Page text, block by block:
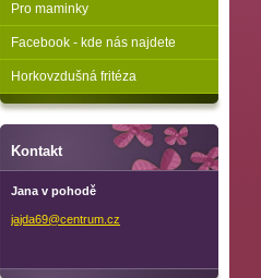
Pro maminky
Facebook - kde nás najdete
Horkovzdušná fritéza
Kontakt
Jana v pohodě
jajda69@centrum. cz